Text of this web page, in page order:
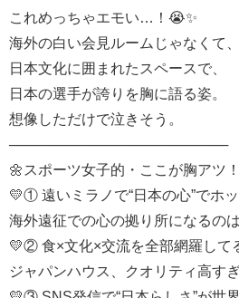
これめっちゃエモい…！😭✨
海外の白い会見ルームじゃなくて、
日本文化に囲まれたスペースで、
日本の選手が誇りを胸に語る姿。
想像しただけで泣きそう。
──────────────────────
🌼スポーツ女子的・ここが胸アツ！
💛① 遠いミラノで“日本の心”でホ
海外遠征での心の拠り所になるの
💛② 食×文化×交流を全部網羅して
ジャパンハウス、クオリティ高す